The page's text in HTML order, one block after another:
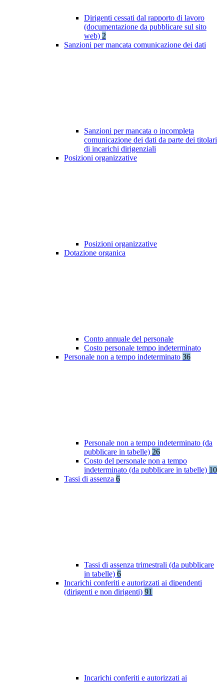
Dirigenti cessati dal rapporto di lavoro
(documentazione da pubblicare sul sito
web) 2
Sanzioni per mancata comunicazione dei dati
Sanzioni per mancata o incompleta
comunicazione dei dati da parte dei titolari
di incarichi dirigenziali
Posizioni organizzative
Posizioni organizzative
Dotazione organica
Conto annuale del personale
Costo personale tempo indeterminato
Personale non a tempo indeterminato 36
Personale non a tempo indeterminato (da
pubblicare in tabelle) 26
Costo del personale non a tempo
indeterminato (da pubblicare in tabelle) 10
Tassi di assenza 6
Tassi di assenza trimestrali (da pubblicare
in tabelle) 6
Incarichi conferiti e autorizzati ai dipendenti
(dirigenti e non dirigenti) 91
Incarichi conferiti e autorizzati ai